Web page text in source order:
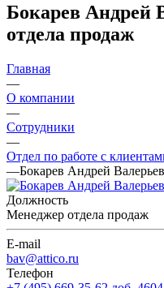
Бокарев Андрей
отдела продаж
Главная
—
О компании
—
Сотрудники
—
Отдел по работе с
—Бокарев Андрей
Должность
Менеджер отдела продаж
E-mail
bav@attico.ru
Телефон